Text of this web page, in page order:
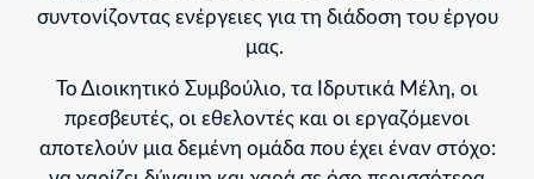
συντονίζοντας ενέργειες για τη διάδοση του έργου
μας.
Το Διοικητικό Συμβούλιο, τα Ιδρυτικά Μέλη, οι
πρεσβευτές, οι εθελοντές και οι εργαζόμενοι
αποτελούν μια δεμένη ομάδα που έχει έναν στόχο: